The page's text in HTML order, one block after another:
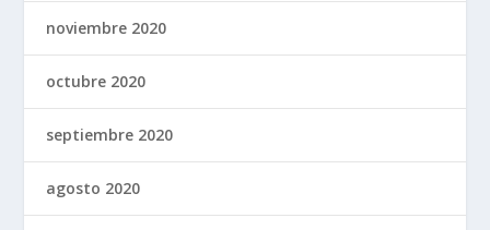
noviembre 2020
octubre 2020
septiembre 2020
agosto 2020